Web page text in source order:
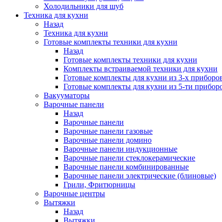
Холодильники для шуб
Техника для кухни
Назад
Техника для кухни
Готовые комплекты техники для кухни
Назад
Готовые комплекты техники для кухни
Комплекты встраиваемой техники для кухни
Готовые комплекты для кухни из 3-х
Готовые комплекты для кухни из 5-ти
Вакууматоры
Варочные панели
Назад
Варочные панели
Варочные панели газовые
Варочные панели домино
Варочные панели индукционные
Варочные панели стеклокерамические
Варочные панели комбинированные
Варочные панели электрические (блиновые)
Грили, Фритюрницы
Варочные центры
Вытяжки
Назад
Вытяжки